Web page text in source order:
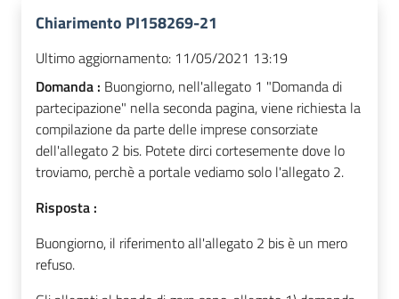
Chiarimento PI158269-21
Ultimo aggiornamento: 11/05/2021 13:19
Domanda : Buongiorno, nell'allegato 1 "Domanda di
partecipazione" nella seconda pagina, viene richiesta la
compilazione da parte delle imprese consorziate
dell'allegato 2 bis. Potete dirci cortesemente dove lo
troviamo, perchè a portale vediamo solo l'allegato 2.
Risposta :
Buongiorno, il riferimento all'allegato 2 bis è un mero
refuso.